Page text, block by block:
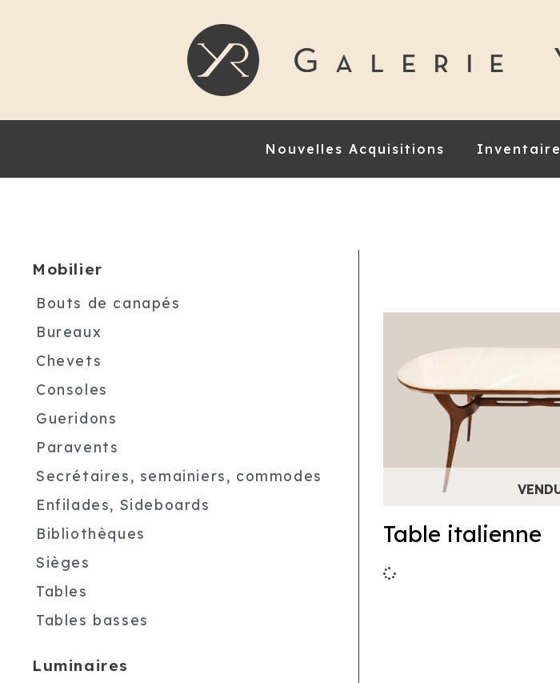
Nouvelles Acquisitions Inventaire
Mobilier
Bouts de canapés
Bureaux
Chevets
Consoles
Gueridons
Paravents
Secrétaires, semainiers, commodes
Enfilades, Sideboards
Bibliothèques
Sièges
Tables
Tables basses
Luminaires
Table italienne